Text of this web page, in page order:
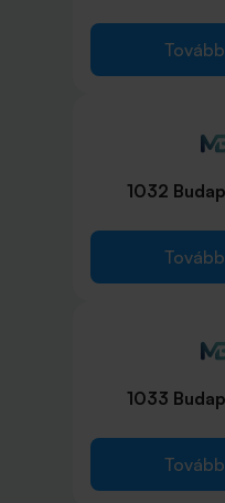
1032
1033